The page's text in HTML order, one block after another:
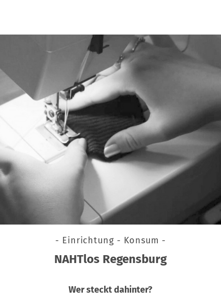
- Einrichtung - Konsum -
NAHTlos Regensburg
Wer steckt dahinter?